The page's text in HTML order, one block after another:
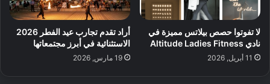
لا تفوتوا حصص بيلاتس مميزة في
نادي Altitude Ladies Fitness
11 أبريل, 2026
أراد تقدم تجارب عيد الفطر 2026
الاستثنائية في أبرز مجتمعاتها
19 مارس, 2026